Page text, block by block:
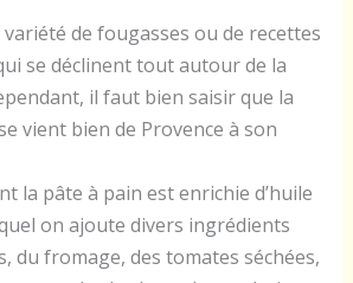
de fougasses ou de recettes
se déclinent tout autour de la
il faut bien saisir que la
vient bien de Provence à son
la pâte à pain est enrichie d’huile
on ajoute divers ingrédients
du fromage, des tomates séchées,